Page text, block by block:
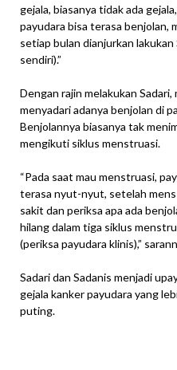
gejala, biasanya tidak ada
payudara bisa terasa benjolan,
setiap bulan dianjurkan lakukan
sendiri).”
Dengan rajin melakukan Sadari,
menyadari adanya benjolan di
Benjolannya biasanya tak
mengikuti siklus menstruasi.
“Pada saat mau menstruasi,
terasa nyut-nyut, setelah mens
sakit dan periksa apa ada
hilang dalam tiga siklus
(periksa payudara klinis),”
Sadari dan Sadanis menjadi
gejala kanker payudara yang
puting.